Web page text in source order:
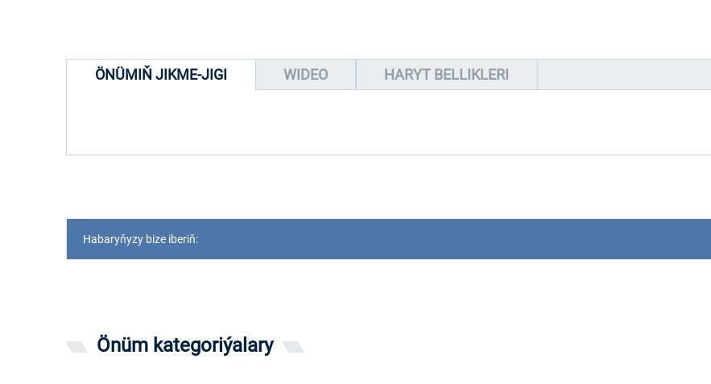
ÖNÜMIŇ JIKME-JIGI WIDEO HARYT BELLIKLERI
Habaryňyzy bize iberiň:
Önüm kategoriýalary